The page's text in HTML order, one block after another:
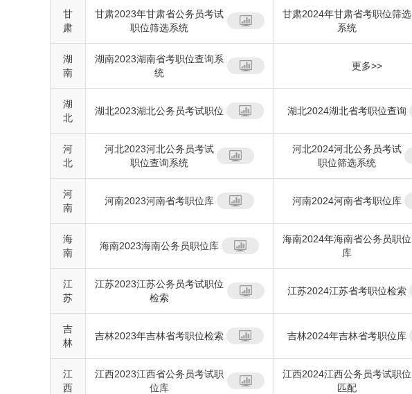
甘
肃
甘肃2023年甘肃省公务员考试
职位筛选系统
甘肃2024年甘肃省考职位筛选
系统
湖
南
湖南2023湖南省考职位查询系
统
更多>>
湖
北
湖北2023湖北公务员考试职位 湖北2024湖北省考职位查询
河
北
河北2023河北公务员考试
职位查询系统
河北2024河北公务员考试
职位筛选系统
河
南
河南2023河南省考职位库 河南2024河南省考职位库
海
南
海南2023海南公务员职位库
海南2024年海南省公务员职位
库
江
苏
江苏2023江苏公务员考试职位
检索
江苏2024江苏省考职位检索
吉
林
吉林2023年吉林省考职位检索 吉林2024年吉林省考职位库
江
西
江西2023江西省公务员考试职
位库
江西2024江西公务员考试职位
匹配